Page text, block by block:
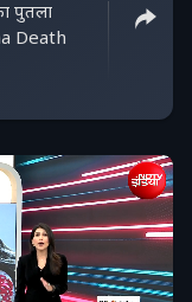
पुतला
Death